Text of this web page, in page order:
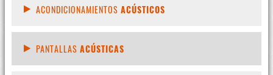
ACONDICIONAMIENTOS ACÚSTICOS
PANTALLAS ACÚSTICAS